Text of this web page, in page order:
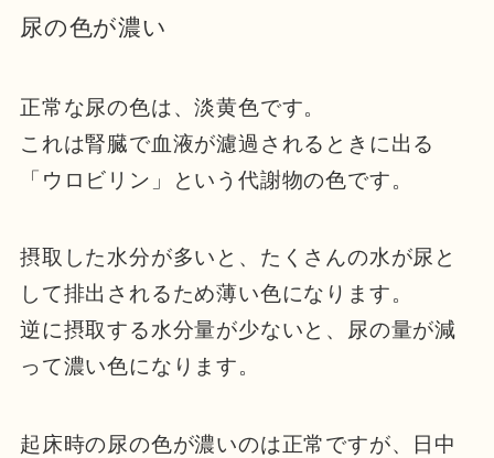
尿の色が濃い
正常な尿の色は、淡黄色です。
これは腎臓で血液が濾過されるときに出る
「ウロビリン」という代謝物の色です。
摂取した水分が多いと、たくさんの水が尿と
して排出されるため薄い色になります。
逆に摂取する水分量が少ないと、尿の量が減
って濃い色になります。
起床時の尿の色が濃いのは正常ですが、日中